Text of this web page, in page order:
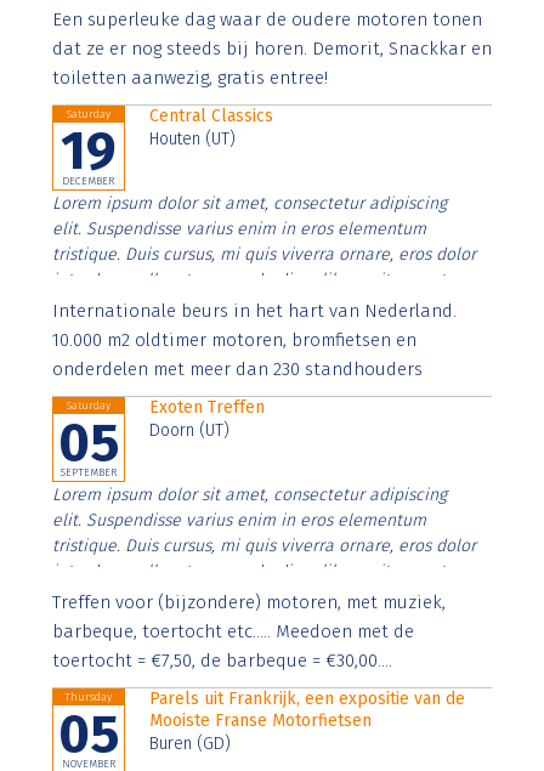
Aenean faucibus nibh et justo cursus id rutrum lorem
imperdiet. Nunc ut sem vitae risus tristique posuere.
Een superleuke dag waar de oudere motoren tonen
dat ze er nog steeds bij horen. Demorit, Snackkar en
toiletten aanwezig, gratis entree!
Saturday
19
DECEMBER
Central Classics
Houten (UT)
Lorem ipsum dolor sit amet, consectetur adipiscing
elit. Suspendisse varius enim in eros elementum
tristique. Duis cursus, mi quis viverra ornare, eros dolor
interdum nulla, ut commodo diam libero vitae erat.
Aenean faucibus nibh et justo cursus id rutrum lorem
imperdiet. Nunc ut sem vitae risus tristique posuere.
Internationale beurs in het hart van Nederland.
10.000 m2 oldtimer motoren, bromfietsen en
onderdelen met meer dan 230 standhouders
Saturday
05
SEPTEMBER
Exoten Treffen
Doorn (UT)
Lorem ipsum dolor sit amet, consectetur adipiscing
elit. Suspendisse varius enim in eros elementum
tristique. Duis cursus, mi quis viverra ornare, eros dolor
interdum nulla, ut commodo diam libero vitae erat.
Aenean faucibus nibh et justo cursus id rutrum lorem
imperdiet. Nunc ut sem vitae risus tristique posuere.
Treffen voor (bijzondere) motoren, met muziek,
barbeque, toertocht etc..... Meedoen met de
toertocht = €7,50, de barbeque = €30,00....
Thursday
05
NOVEMBER
Parels uit Frankrijk, een expositie van de
Mooiste Franse Motorfietsen
Buren (GD)